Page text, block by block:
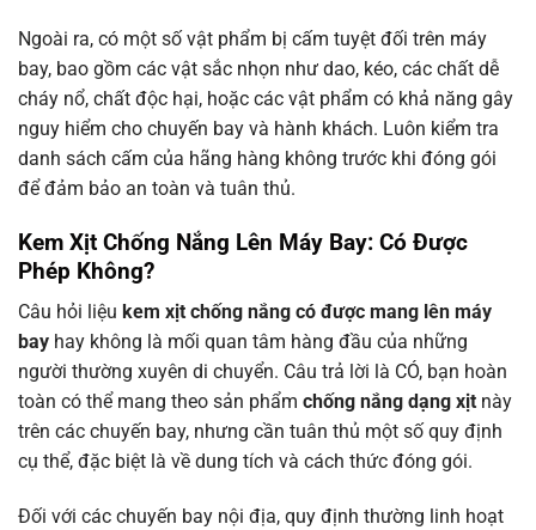
Ngoài ra, có một số vật phẩm bị cấm tuyệt đối trên máy
bay, bao gồm các vật sắc nhọn như dao, kéo, các chất dễ
cháy nổ, chất độc hại, hoặc các vật phẩm có khả năng gây
nguy hiểm cho chuyến bay và hành khách. Luôn kiểm tra
danh sách cấm của hãng hàng không trước khi đóng gói
để đảm bảo an toàn và tuân thủ.
Kem Xịt Chống Nắng Lên Máy Bay: Có Được
Phép Không?
Câu hỏi liệu kem xịt chống nắng có được mang lên máy
bay hay không là mối quan tâm hàng đầu của những
người thường xuyên di chuyển. Câu trả lời là CÓ, bạn hoàn
toàn có thể mang theo sản phẩm chống nắng dạng xịt này
trên các chuyến bay, nhưng cần tuân thủ một số quy định
cụ thể, đặc biệt là về dung tích và cách thức đóng gói.
Đối với các chuyến bay nội địa, quy định thường linh hoạt